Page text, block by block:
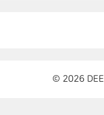
© 2026 DEE